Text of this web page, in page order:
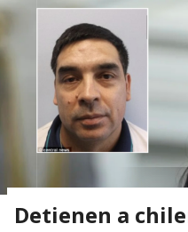
Detienen a